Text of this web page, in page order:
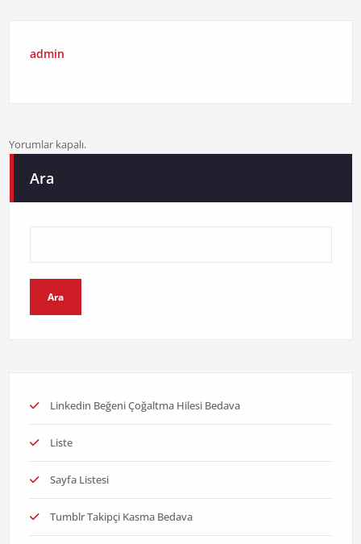
admin
Yorumlar kapalı.
Ara
Ara
Linkedin Beğeni Çoğaltma Hilesi Bedava
Liste
Sayfa Listesi
Tumblr Takipçi Kasma Bedava